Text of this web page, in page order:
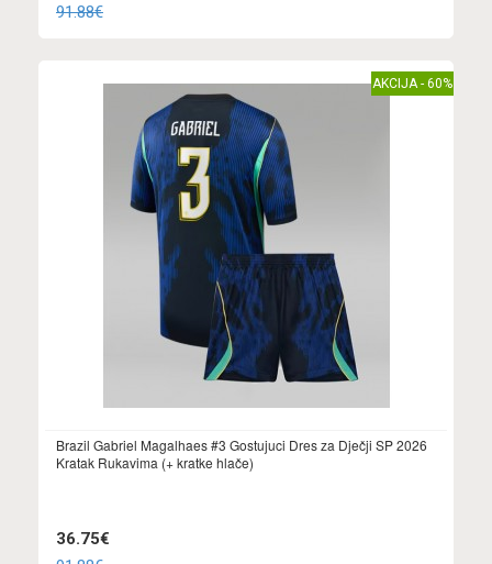
91.88€
AKCIJA - 60%
Brazil Gabriel Magalhaes #3 Gostujuci Dres za Dječji SP 2026
Kratak Rukavima (+ kratke hlače)
36.75€